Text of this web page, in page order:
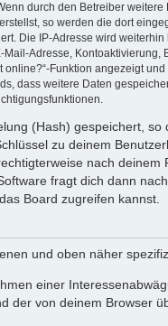
durch den Betreiber
so werden die dort
Die IP-Adresse wird
Adresse,
online?“-Funktion angezeigt
dass weitere Daten
(Hash) gespeichert,
zu deinem
nach
fragt dich dann
Board zugreifen kannst.
und oben näher
einer
der von deinem Browser